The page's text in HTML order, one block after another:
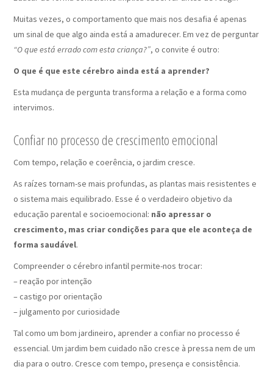
Muitas vezes, o comportamento que mais nos desafia é apenas
um sinal de que algo ainda está a amadurecer. Em vez de perguntar
“O que está errado com esta criança?”, o convite é outro:
O que é que este cérebro ainda está a aprender?
Esta mudança de pergunta transforma a relação e a forma como
intervimos.
Confiar no processo de crescimento emocional
Com tempo, relação e coerência, o jardim cresce.
As raízes tornam-se mais profundas, as plantas mais resistentes e
o sistema mais equilibrado. Esse é o verdadeiro objetivo da
educação parental e socioemocional: não apressar o
crescimento, mas criar condições para que ele aconteça de
forma saudável.
Compreender o cérebro infantil permite-nos trocar:
– reação por intenção
– castigo por orientação
– julgamento por curiosidade
Tal como um bom jardineiro, aprender a confiar no processo é
essencial. Um jardim bem cuidado não cresce à pressa nem de um
dia para o outro. Cresce com tempo, presença e consistência.